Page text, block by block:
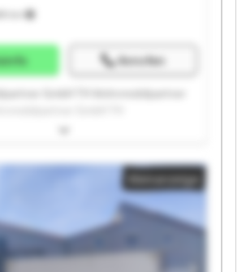
Anrufen
GmbH TH Wohnmobilpartner
GmbH TH Wohnmobilpartner
GmbH TH Wohnmobilpartner
GmbH TH Wohnmobilpartner
GmbH TH Wohnmobilpartner
GmbH TH
GmbH TH Wohnmobilpartner
Kleinanzeige